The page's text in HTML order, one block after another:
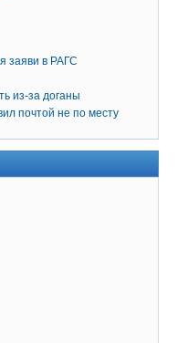
заяви в РАГС
из-за доганы
почтой не по месту